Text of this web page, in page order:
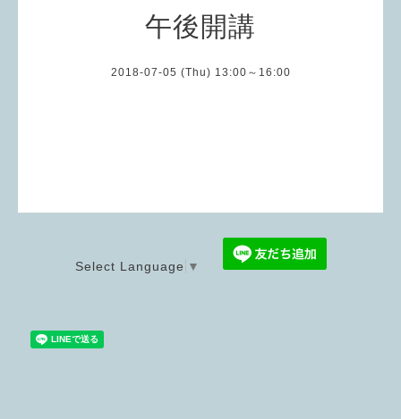
午後開講
2018-07-05 (Thu) 13:00～16:00
Select Language ▼